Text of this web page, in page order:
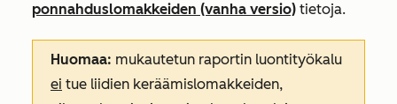
ponnahduslomakkeiden (vanha versio) tietoja.
Huomaa: mukautetun raportin luontityökalu
ei tue liidien keräämislomakkeiden,